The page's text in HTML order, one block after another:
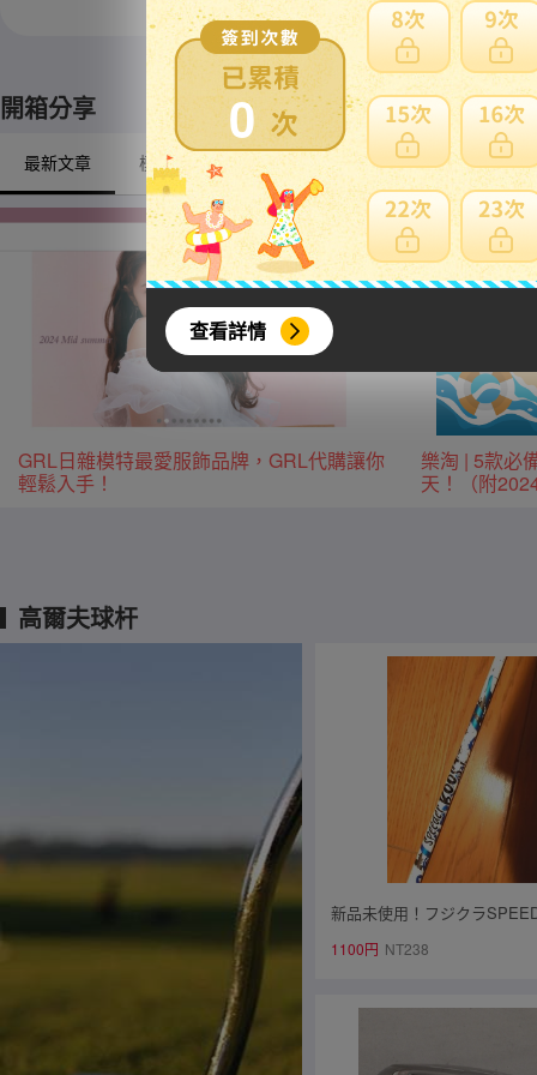
0
查看詳情
※ 限定自取商品不適
開箱分享
最新文章 模型/動漫周邊 戶外/露營 興趣/古董收藏
GRL日雜模特最愛服飾品牌，GRL代購讓你
輕鬆入手！
樂淘 | 5款必
天！（附
高爾夫球杆
新品未使用！フジクラ
T スピーダー ブースト 50 S
1100円 NT238